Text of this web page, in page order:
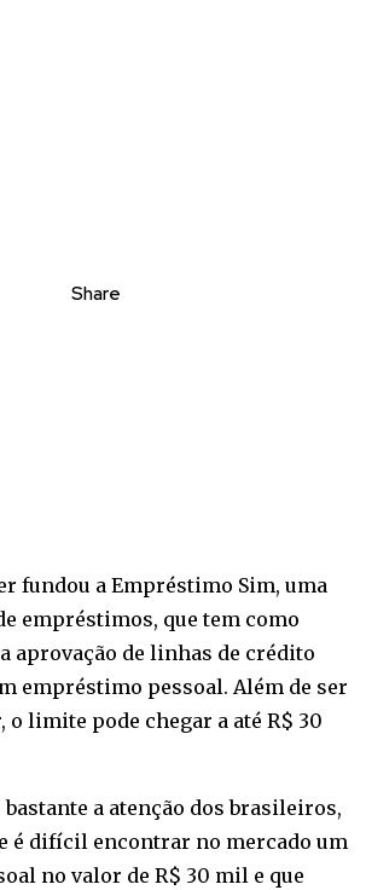
Share
fundou a Empréstimo Sim, uma
empréstimos, que tem como
aprovação de linhas de crédito
empréstimo pessoal. Além de ser
limite pode chegar a até R$ 30
a atenção dos brasileiros,
é difícil encontrar no mercado um
no valor de R$ 30 mil e que